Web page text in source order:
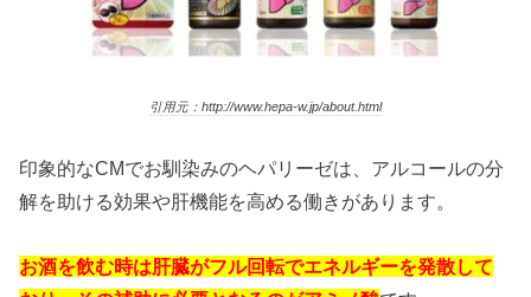
引用元：http://www.hepa-w.jp/about.html
印象的なCMでお馴染みのヘパリーゼは、アルコールの分
解を助ける効果や肝機能を高める働きがあります。
お酒を飲む時は肝臓がフル回転でエネルギーを発散して